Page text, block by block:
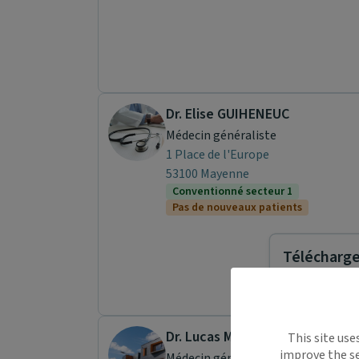
Dr. Elise GUIHENEUC
Médecin généraliste
1 Place de l'Europe
53100 Mayenne
Conventionné secteur 1
Pas de nouveaux patients
Dr. Lucas MOREAU
This site
improve the